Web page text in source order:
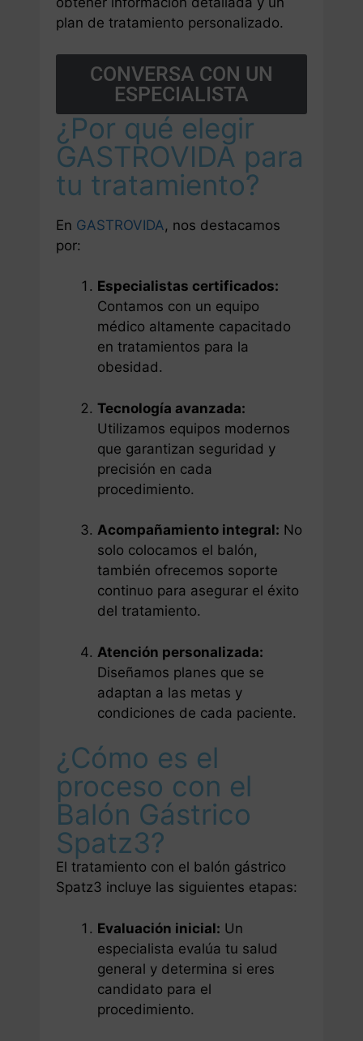
plan de tratamiento personalizado.
CONVERSA CON UN
ESPECIALISTA
¿Por qué elegir
GASTROVIDA para
tu tratamiento?
En GASTROVIDA, nos destacamos
por:
Especialistas certificados:
Contamos con un equipo
médico altamente capacitado
en tratamientos para la
obesidad.
Tecnología avanzada:
Utilizamos equipos modernos
que garantizan seguridad y
precisión en cada
procedimiento.
Acompañamiento integral: No
solo colocamos el balón,
también ofrecemos soporte
continuo para asegurar el éxito
del tratamiento.
Atención personalizada:
Diseñamos planes que se
adaptan a las metas y
condiciones de cada paciente.
¿Cómo es el
proceso con el
Balón Gástrico
Spatz3?
El tratamiento con el balón gástrico
Spatz3 incluye las siguientes etapas:
Evaluación inicial: Un
especialista evalúa tu salud
general y determina si eres
candidato para el
procedimiento.